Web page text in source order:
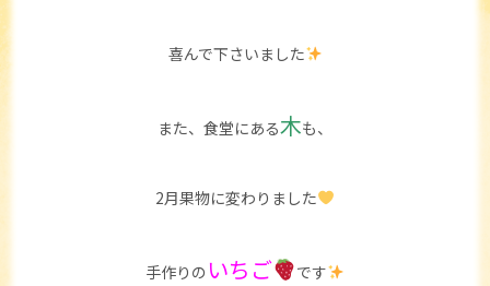
喜んで下さいました
また、食堂にある木も、
2月果物に変わりました
手作りの いちご です